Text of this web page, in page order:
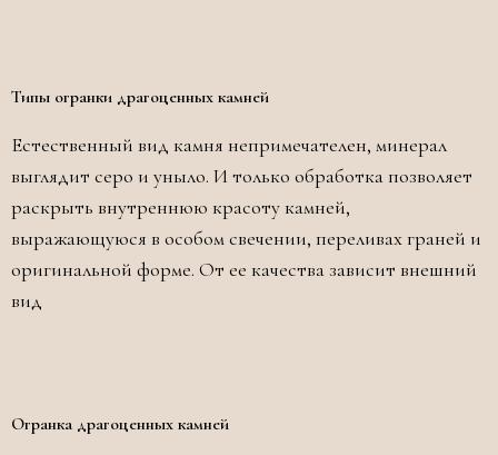
Типы огранки драгоценных камней
Естественный вид камня непримечателен, минерал
выглядит серо и уныло. И только обработка позволяет
раскрыть внутреннюю красоту камней,
выражающуюся в особом свечении, переливах граней и
оригинальной форме. От ее качества зависит внешний
вид
Огранка драгоценных камней